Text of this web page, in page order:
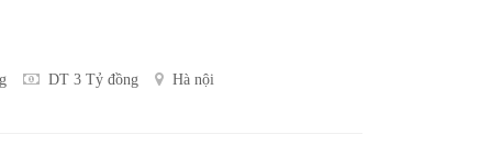
DT 3 Tỷ đồng
Hà nội